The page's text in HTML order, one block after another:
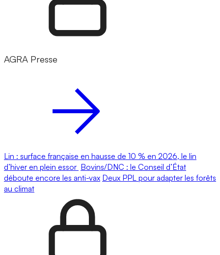
AGRA Presse
Lin : surface française en hausse de 10 % en 2026, le lin
d’hiver en plein essor Bovins/DNC : le Conseil d’État
déboute encore les anti-vax Deux PPL pour adapter les forêts
au climat